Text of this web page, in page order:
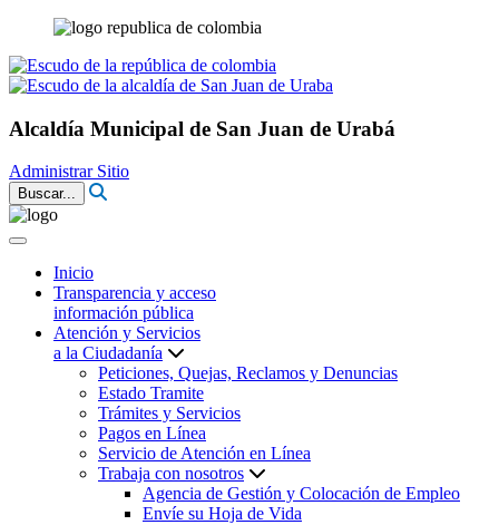
Alcaldía Municipal de San Juan de Urabá
Administrar Sitio
Buscar...
Inicio
Transparencia y acceso
información pública
Atención y Servicios
a la Ciudadanía
Peticiones, Quejas, Reclamos y Denuncias
Estado Tramite
Trámites y Servicios
Pagos en Línea
Servicio de Atención en Línea
Trabaja con nosotros
Agencia de Gestión y Colocación de Empleo
Envíe su Hoja de Vida